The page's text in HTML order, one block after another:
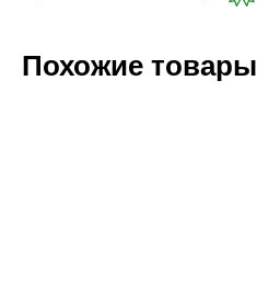
Похожие товары